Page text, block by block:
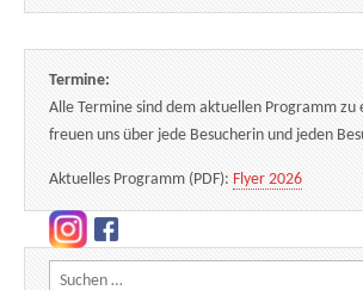
Termine:
Alle Termine sind dem aktuellen Programm
freuen uns über jede Besucherin und jeden
Aktuelles Programm (PDF): Flyer 2026
Suchen nach: